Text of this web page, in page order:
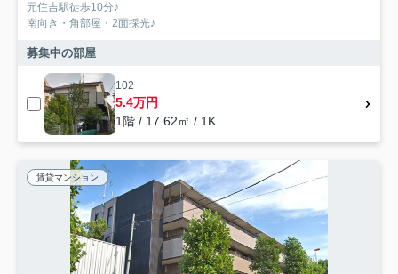
元住吉駅徒歩10分♪
南向き・角部屋・2面採光♪
募集中の部屋
102
5.4万円
1階 / 17.62㎡ / 1K
賃貸マンション